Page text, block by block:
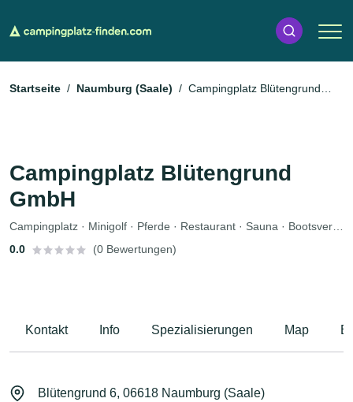
Startseite Naumburg (Saale)
Campingplatz Blütengrund
Campingplatz Blütengrund
GmbH
0.0
(0 Bewertungen)
Kontakt Info Spezialisierungen Map
Blütengrund 6, 06618 Naumburg (Saale)